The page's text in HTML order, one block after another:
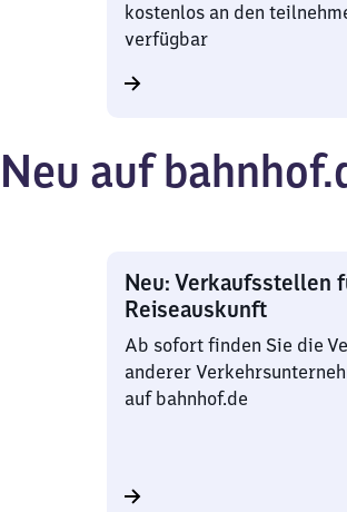
kostenlos an den
verfügbar
Neu auf
Neu: Verkaufsstellen
Reiseauskunft
Ab sofort finden Sie die
anderer
auf bahnhof.de